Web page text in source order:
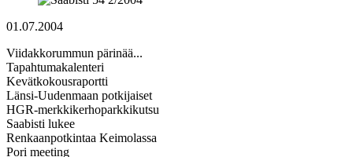
01.07.2004
Viidakkorummun pärinää...
Tapahtumakalenteri
Kevätkokousraportti
Länsi-Uudenmaan potkijaiset
HGR-merkkikerhoparkkikutsu
Saabisti lukee
Renkaanpotkintaa Keimolassa
Pori meeting